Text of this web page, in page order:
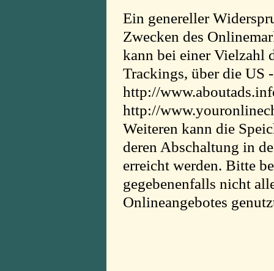
Ein genereller
Zwecken des
kann bei einer Vielzahl
Trackings, über die US
http://
http://
Weiteren kann die
deren Abschaltung in
erreicht werden. Bitte
gegebenenfalls nicht
Onlineangebotes